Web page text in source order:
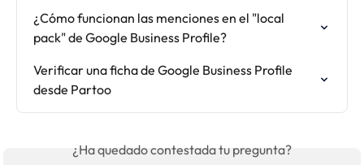
¿Cómo funcionan las menciones en el "local
pack" de Google Business Profile?
Verificar una ficha de Google Business Profile
desde Partoo
¿Ha quedado contestada tu pregunta?